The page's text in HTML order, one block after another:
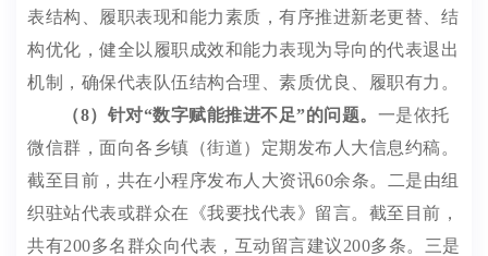
表结构、履职表现和能力素质，有序推进新老更替、结
构优化，健全以履职成效和能力表现为导向的代表退出
机制，确保代表队伍结构合理、素质优良、履职有力。
（8）针对“数字赋能推进不足”的问题。 一是依托
微信群， 面向各乡镇（街道）定期发布人大信息约稿。
截至目前，共在小程序发布人大资讯60余条。 二是由组
织驻站代表或群众在《我要找代表》留言。 截至目前，
共有200多名群众向代表，互动留言建议200多条。三是